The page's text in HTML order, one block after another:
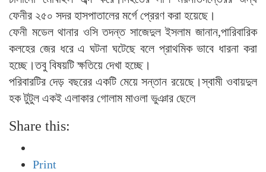
ফেনীর ২৫০ সদর হাসপাতালের মর্গে প্রেরণ করা হয়েছে।
ফেনী মডেল থানার ওসি তদন্ত সাজেদুল ইসলাম জানান,পারিবারিক
কলহের জের ধরে এ ঘটনা ঘটেছে বলে প্রাথমিক ভাবে ধারনা করা
হচ্ছে।তবু বিষয়টি ক্ষতিয়ে দেখা হচ্ছে।
পরিবারটির দেড় বছরের একটি মেয়ে সন্তান রয়েছে।স্বামী ওবায়দুল
হক টুটুল একই এলাকার গোলাম মাওলা ভুঞার ছেলে
Share this:
Print